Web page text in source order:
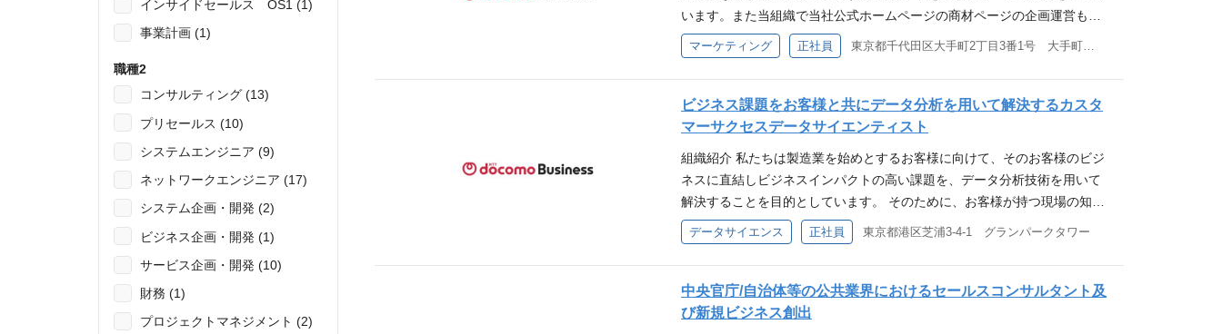
インサイドセールス OS1 (1)
事業計画 (1)
職種2
コンサルティング (13)
プリセールス (10)
システムエンジニア (9)
ネットワークエンジニア (17)
システム企画・開発 (2)
ビジネス企画・開発 (1)
サービス企画・開発 (10)
財務 (1)
プロジェクトマネジメント (2)
析」「模倣・強化学習」「画像解析」等のキーワードいずれかに関連した
経験があれば尚良） ・お客様とのコミュニケーションを通じて課題を明確
化、合意できること ・常に新しい技術領域に挑戦していく姿勢 役職 担当
社員 ​ 応募資格 当該職務、及び、それに準ずる職務の実務経験を有する方
得および有効化への取組み 3.ナーチャリング戦略の推進 ②セールスチャ
ネル連携強化 ■販売フロント(法人CC)へのリード取次連携強化 1.MAリー
ド活用定着に向けた営業フロント支援とリード連携スキーム検証および改
こし 身につくスキルなど マーケティングベーシックスキル（企画力／デー
タ分析力／マネジメント力／情報収集力／検証手法）および最新マーケテ
ィング手法（プロモーション、ツール運用等） ※世相を反映して、営業の
一つの形として今後、非対面営業が定着していくことが想定されておりま
す。 役職 主査、担当社員 応募資格 ・デジタルマーケティング業務経験
（DMP/MA及び各種ツールの活用等 3年以上） ・ビジネス向けWebサイ
ト運営業務経験（サイト設計/制作ディレクション等 3年以上） ・法人営
業業務経験（販売企画・営業推進／営業職／アウトバウンドコール営業）
があれば望ましい 求める人物像 市場の変化をタイムリーにキャッチでき、
何事もチャンスと捉え挑戦する方、また、新しい技術、スキームに興味が
います。また当組織で当社公式ホームページの商材ページの企画運営もし
ておりオフィシャルサイト側の各種改善を通じたECサイト改善等も実行す
ることができます。 業務内容 中堅中小企業向けECサイト「ICT Business
Mall」の開発ディレクション、Web実績数値をもとにしたサイトUI/UX及び
機能改善 業務内容詳細 ①ECサイト開発業務 ・売上拡大を目的とした年数
回のサイト機能追加のため開発を実施 ・ECサイトの機能開発の要件定義、
報入力フォームの機能改善、サイト管理機能の改善等を実施 ・EC基盤提供
ベンダー、他組織、その他外部ベンダー等含む開発プロジェクトの推進 ②
Webサイトの改善提案・実行 ・各種Web指標（流入数、CVR、回遊率、再
購入率等）の実績数値を踏まえた改善施策の検討 ・上記改善提案の実行及
メーション推進に貢献することができます。誕生して日も浅いECサイトの
ため、ご自身の様々なご経験等をもとにすぐに改善等図っていただく機会
マーケティング 正社員
ビジネス課題をお客様と共にデータ分析を用いて解決するカスタ
マーサクセスデータサイエンティスト
組織紹介 私たちは製造業を始めとするお客様に向けて、そのお客様のビジ
ネスに直結しビジネスインパクトの高い課題を、データ分析技術を用いて
解決することを目的としています。 そのために、お客様が持つ現場の知見
を活用し、課題を解決するAIを高速に作成する内製AI開発ツールを提供し
ています。このツールを利用すると、Webブラウザ上でカードを接続する
ことにより、ノンコーディングでAIモデルを作成することができます。本
ツールをお客様に導入し、お客様と併走し分析を行うことで、個別課題の
解決ではなく、お客様自らに継続的にデータ分析を行ってもらうことを目
データサイエンス 正社員 東京都港区芝浦3-4-1 グランパークタワー
中央官庁/自治体等の公共業界におけるセールスコンサルタント及
び新規ビジネス創出